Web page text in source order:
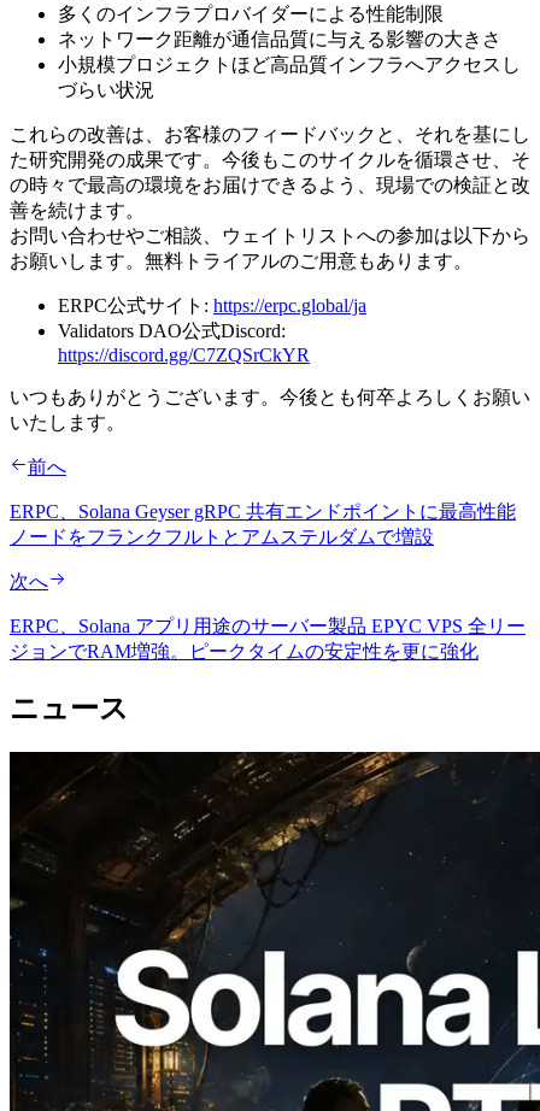
多くのインフラプロバイダーによる性能制限
ネットワーク距離が通信品質に与える影響の大きさ
小規模プロジェクトほど高品質インフラへアクセスし
づらい状況
これらの改善は、お客様のフィードバックと、それを基にし
た研究開発の成果です。今後もこのサイクルを循環させ、そ
の時々で最高の環境をお届けできるよう、現場での検証と改
善を続けます。
お問い合わせやご相談、ウェイトリストへの参加は以下から
お願いします。無料トライアルのご用意もあります。
ERPC公式サイト: https://erpc.global/ja
Validators DAO公式Discord:
https://discord.gg/C7ZQSrCkYR
いつもありがとうございます。今後とも何卒よろしくお願い
いたします。
前へ
ERPC、Solana Geyser gRPC 共有エンドポイントに最高性能
ノードをフランクフルトとアムステルダムで増設
次へ
ERPC、Solana アプリ用途のサーバー製品 EPYC VPS 全リー
ジョンでRAM増強。ピークタイムの安定性を更に強化
ニュース
2026.08.05
ERPC、Solana Leader Slot APIを世界7